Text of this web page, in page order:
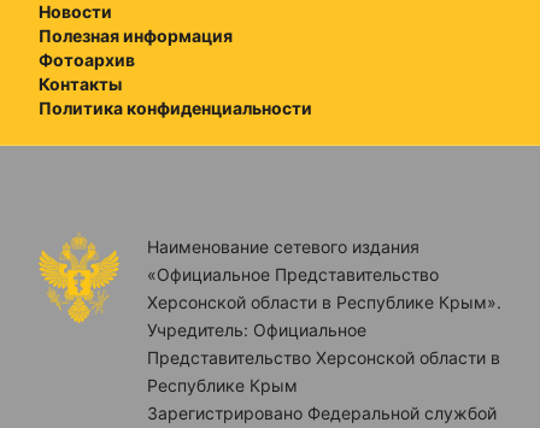
Новости
Полезная информация
Фотоархив
Контакты
Политика конфиденциальности
Наименование сетевого издания
«Официальное Представительство
Херсонской области в Республике Крым».
Учредитель: Официальное
Представительство Херсонской области в
Республике Крым
Зарегистрировано Федеральной службой